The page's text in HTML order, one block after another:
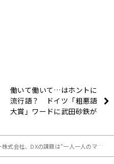
働いて働いて…はホントに
流行語？ ドイツ「粗悪語
大賞」ワードに武田砂鉄が
会社、DXの課題は“一人一人のマインド変革”